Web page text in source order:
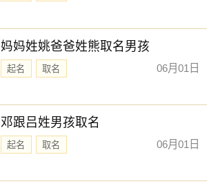
妈妈姓姚爸爸姓熊取名男孩
起名 取名 06月01日
邓跟吕姓男孩取名
起名 取名 06月01日